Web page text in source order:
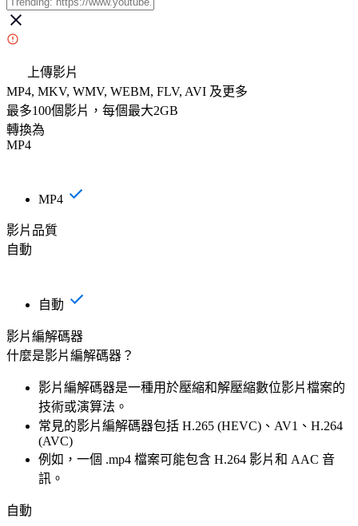
上傳影片
MP4, MKV, WMV, WEBM, FLV, AVI 及更多
最多100個影片，每個最大2GB
轉換為
MP4
MP4
影片品質
自動
自動
影片編解碼器
什麼是影片編解碼器？
影片編解碼器是一種用於壓縮和解壓縮數位影片檔案的
技術或演算法。
常見的影片編解碼器包括 H.265 (HEVC)、AV1、H.264
(AVC)
例如，一個 .mp4 檔案可能包含 H.264 影片和 AAC 音
訊。
自動